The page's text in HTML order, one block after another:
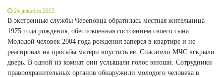
24 декабря 2025
В экстренные службы Череповца обратилась местная жительница
1975 года рождения, обеспокоенная состоянием своего сына.
Молодой человек 2004 года рождения заперся в квартире и не
реагировал на просьбы матери впустить её. Спасатели МЧС вскрыли
дверь. В одной из комнат они услышали голос юноши. Сотрудники
правоохранительных органов обнаружили молодого человека в